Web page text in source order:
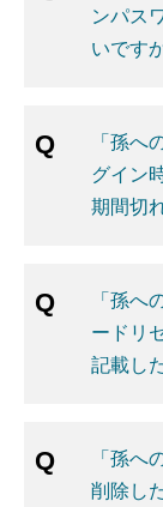
ンパス
いです
「孫へ
グイン
期間切
「孫
ードリ
記載し
「孫
削除し